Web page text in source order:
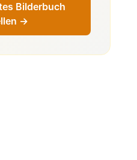
Bilderbuch
→